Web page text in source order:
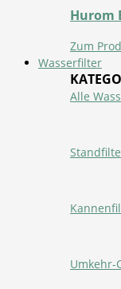
Hurom
Zum
Wasserfilter
Alle
Umkehr-